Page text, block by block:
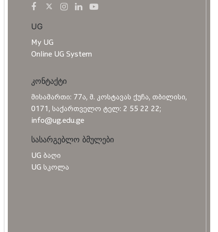
UG
My UG
Online UG System
კონტაქტი
მისამართი: 77ა, მ. კოსტავას ქუჩა, თბილისი,
0171, საქართველო ტელ: 2 55 22 22;
info@ug.edu.ge
სასარგებლო ბმულები
UG ბაღი
UG სკოლა